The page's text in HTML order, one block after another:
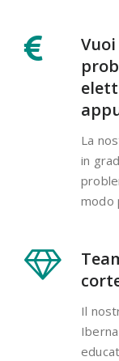
La
in
modo
Il